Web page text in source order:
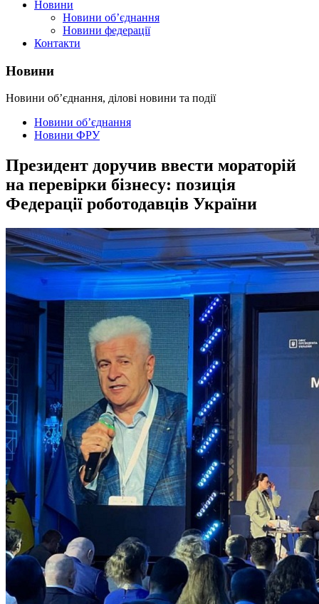
Новини
Новини об’єднання
Новини федерації
Контакти
Новини
Новини об’єднання, ділові новини та події
Новини об’єднання
Новини ФРУ
Президент доручив ввести мораторій
на перевірки бізнесу: позиція
Федерації роботодавців України